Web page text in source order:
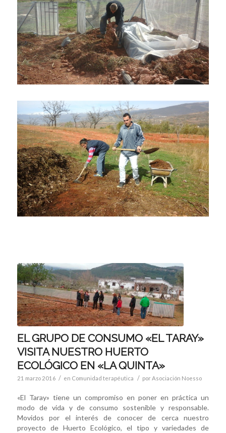
EL GRUPO DE CONSUMO «EL TARAY»
VISITA NUESTRO HUERTO
ECOLÓGICO EN «LA QUINTA»
21 marzo 2016 / en Comunidad terapéutica / porAsociación Noesso
«El Taray» tiene un compromiso en poner en práctica un
modo de vida y de consumo sostenible y responsable.
Movidos por el interés de conocer de cerca nuestro
proyecto de Huerto Ecológico, el tipo y variedades de